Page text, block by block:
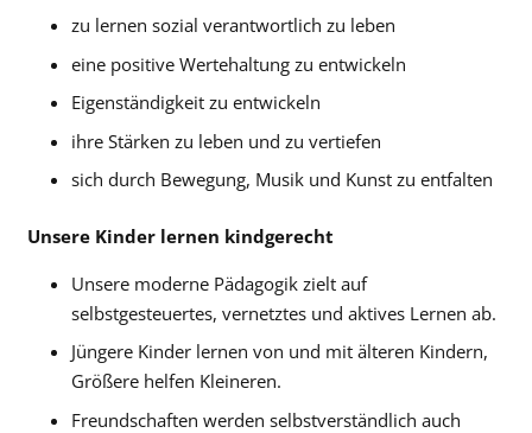
zu lernen sozial verantwortlich zu leben
eine positive Wertehaltung zu entwickeln
Eigenständigkeit zu entwickeln
ihre Stärken zu leben und zu vertiefen
sich durch Bewegung, Musik und Kunst zu entfalten
Unsere Kinder lernen kindgerecht
Unsere moderne Pädagogik zielt auf
selbstgesteuertes, vernetztes und aktives Lernen ab.
Jüngere Kinder lernen von und mit älteren Kindern,
Größere helfen Kleineren.
Freundschaften werden selbstverständlich auch